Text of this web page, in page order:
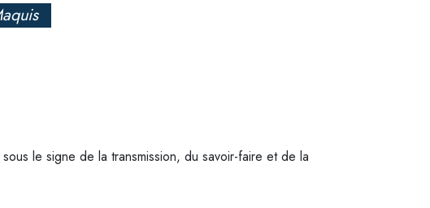
le signe de la transmission, du savoir-faire et de la